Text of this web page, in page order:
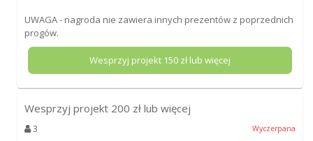
UWAGA - nagroda nie zawiera innych prezentów z poprzednich
progów.
Wesprzyj projekt 150zł lub więcej
Wesprzyj projekt 200 zł lub więcej
3 Wyczerpana